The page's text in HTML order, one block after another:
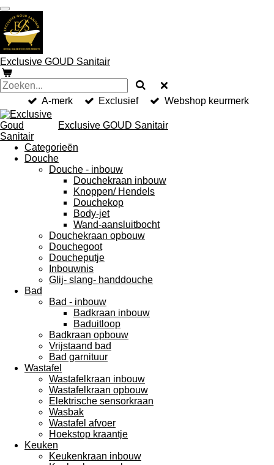
Ga
direct
naar
de
hoofdinhoud
Exclusive GOUD Sanitair
A-merk Exclusief Webshop keurmerk
Exclusive GOUD Sanitair
Categorieën
Douche
Douche - inbouw
Douchekraan inbouw
Knoppen/ Hendels
Douchekop
Body-jet
Wand-aansluitbocht
Douchekraan opbouw
Douchegoot
Doucheputje
Inbouwnis
Glij- slang- handdouche
Bad
Bad - inbouw
Badkraan inbouw
Baduitloop
Badkraan opbouw
Vrijstaand bad
Bad garnituur
Wastafel
Wastafelkraan inbouw
Wastafelkraan opbouw
Elektrische sensorkraan
Wasbak
Wastafel afvoer
Hoekstop kraantje
Keuken
Keukenkraan inbouw